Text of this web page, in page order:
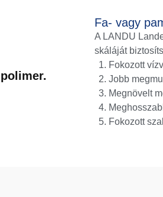
Fa- vagy
A LANDU
skáláját
Fokozott
Jobb
Megnövelt
Fokozott